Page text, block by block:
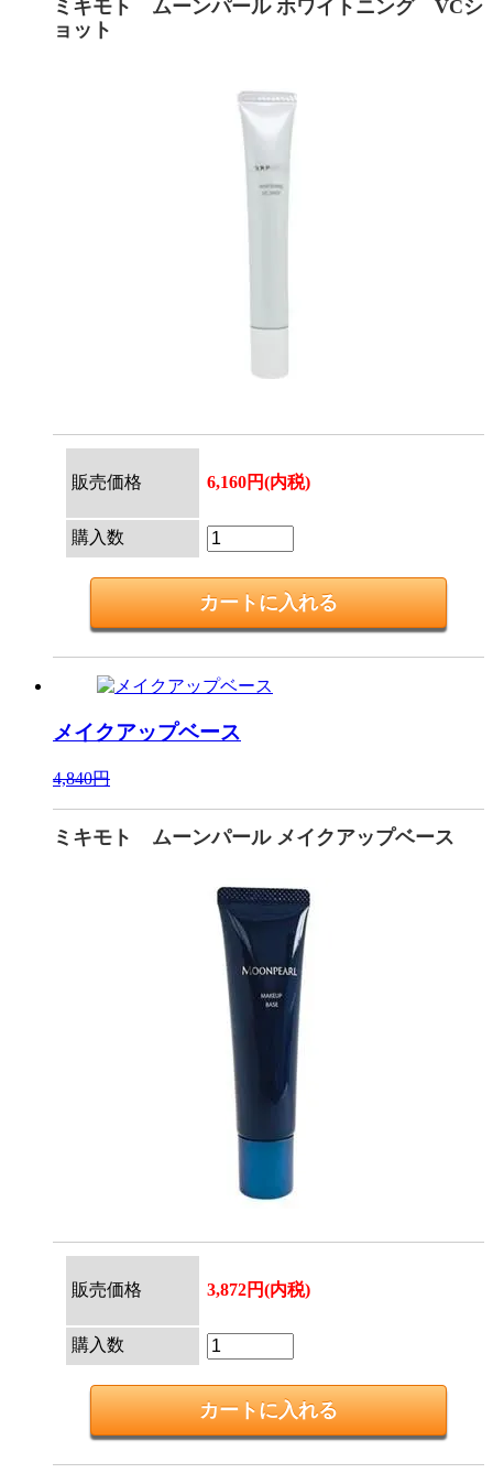
ミキモト ムーンパール ホワイトニング VCシ
ョット
販売価格 6,160円(内税)
購入数
メイクアップベース
4,840円
ミキモト ムーンパール メイクアップベース
販売価格 3,872円(内税)
購入数